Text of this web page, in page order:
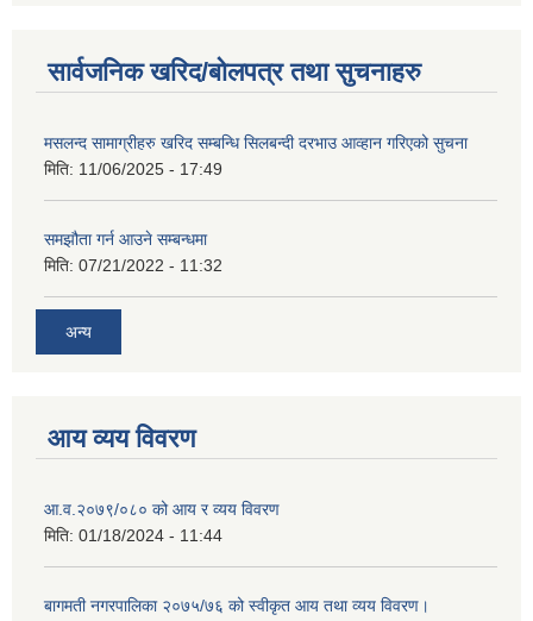
सार्वजनिक खरिद/बोलपत्र तथा सुचनाहरु
मसलन्द सामाग्रीहरु खरिद सम्बन्धि सिलबन्दी दरभाउ आव्हान गरिएको सुचना
मिति: 11/06/2025 - 17:49
समझौता गर्न आउने सम्बन्धमा
मिति: 07/21/2022 - 11:32
अन्य
आय व्यय विवरण
आ.व.२०७९/०८० को आय र व्यय विवरण
मिति: 01/18/2024 - 11:44
बागमती नगरपालिका २०७५/७६ को स्वीकृत आय तथा व्यय विवरण।